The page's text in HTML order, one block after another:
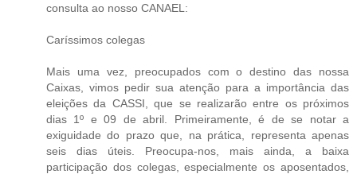
consulta ao nosso CANAEL:
Caríssimos colegas
Mais uma vez, preocupados com o destino das nossa
Caixas, vimos pedir sua atenção para a importância das
eleições da CASSI, que se realizarão entre os próximos
dias 1º e 09 de abril. Primeiramente, é de se notar a
exiguidade do prazo que, na prática, representa apenas
seis dias úteis. Preocupa-nos, mais ainda, a baixa
participação dos colegas, especialmente os aposentados,